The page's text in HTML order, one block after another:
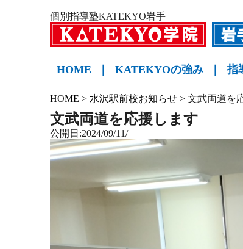
個別指導塾KATEKYO岩手
HOME KATEKYOの強み 指
HOME > 水沢駅前校お知らせ > 文武両道を
文武両道を応援します
公開日:2024/09/11/